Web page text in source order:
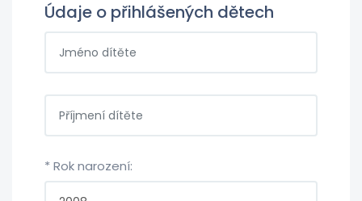
Údaje o přihlášených dětech
* Rok narození: